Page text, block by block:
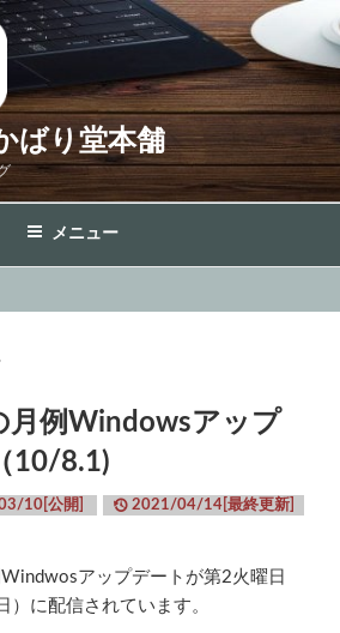
ばり堂本舗
メニュー
月例Windowsアップ
10/8.1)
10[公開] 2021/04/14[最終更新]
アップデートが第2火曜日
）に配信されています。